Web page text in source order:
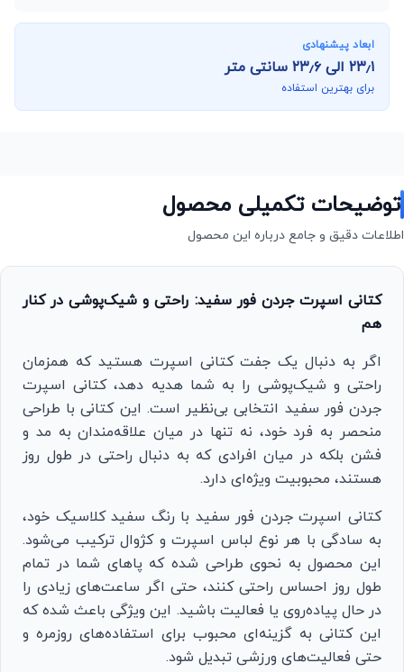
ابعاد پیشنهادی
۲۳٫۱ الی۲۳٫۶سانتی متر
برای بهترین استفاده
توضیحات تکمیلی محصول
اطلاعات دقیق و جامع درباره این محصول
کتانی اسپرت جردن فور سفید: راحتی و شیک‌پوشی در کنار
هم
اگر به دنبال یک جفت کتانی اسپرت هستید که همزمان
راحتی و شیک‌پوشی را به شما هدیه دهد، کتانی اسپرت
جردن فور سفید انتخابی بی‌نظیر است. این کتانی با طراحی
منحصر به فرد خود، نه تنها در میان علاقه‌مندان به مد و
فشن بلکه در میان افرادی که به دنبال راحتی در طول روز
هستند، محبوبیت ویژه‌ای دارد.
کتانی اسپرت جردن فور سفید با رنگ سفید کلاسیک خود،
به سادگی با هر نوع لباس اسپرت و کژوال ترکیب می‌شود.
این محصول به نحوی طراحی شده که پاهای شما در تمام
طول روز احساس راحتی کنند، حتی اگر ساعت‌های زیادی را
در حال پیاده‌روی یا فعالیت باشید. این ویژگی باعث شده که
این کتانی به گزینه‌ای محبوب برای استفاده‌های روزمره و
حتی فعالیت‌های ورزشی تبدیل شود.